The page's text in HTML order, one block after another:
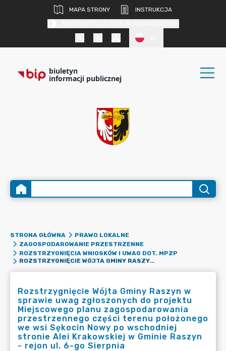
MAPA STRONY
INSTRUKCJA
biuletyn
informacji publicznej
STRONA GŁÓWNA
PRAWO LOKALNE
ZAGOSPODAROWANIE PRZESTRZENNE
ROZSTRZYGNIĘCIA WNIOSKÓW I UWAG DOT. MPZP
ROZSTRZYGNIĘCIE WÓJTA GMINY RASZYN W SPRAWIE UWAG ZGŁOSZONYCH DO PROJEKTU MIEJSCOWEGO PLANU ZAGOSPODAROWANIA PRZESTRZENNEGO CZĘŚCI TERENU POŁOŻONEGO WE WSI SĘKOCIN NOWY PO WSCHODNIEJ STRONIE ALEI KRAKOWSKIEJ W GMINIE RASZYN - REJON UL. 6-GO SIERPNIA
Rozstrzygnięcie Wójta Gminy Raszyn w
sprawie uwag zgłoszonych do projektu
Miejscowego planu zagospodarowania
przestrzennego części terenu położonego
we wsi Sękocin Nowy po wschodniej
stronie Alei Krakowskiej w Gminie Raszyn
- rejon ul. 6-go Sierpnia